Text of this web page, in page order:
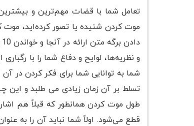
تعامل شما با قضات مهم‌ترین و
موت کردن شنیده یا تصور کرده‌اید، موت
و نظریه‌ها، لوایح و دفاع شما را با
تسلط بر آن زمان زیادی می طلبد و این
طول موت کردن همانطور که قبلاً هم
قطع می‌شود. اولاً شما نباید آن را به